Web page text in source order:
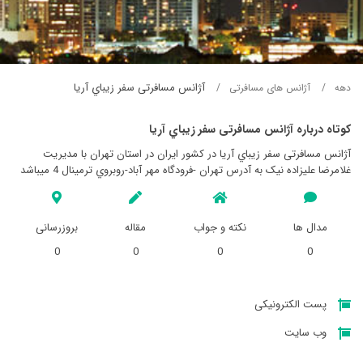
دهه آژانس های مسافرتی آژانس مسافرتی سفر زيباي آريا
کوتاه درباره آژانس مسافرتی سفر زيباي آريا
آژانس مسافرتی سفر زيباي آريا در کشور ایران در استان تهران با مدیریت
غلامرضا علیزاده نیک به آدرس تهران -فرودگاه مهر آباد-روبروي ترمينال 4 میباشد
مدال ها
0
نکته و جواب
0
مقاله
0
بروزرسانی
0
پست الکترونیکی
وب سایت